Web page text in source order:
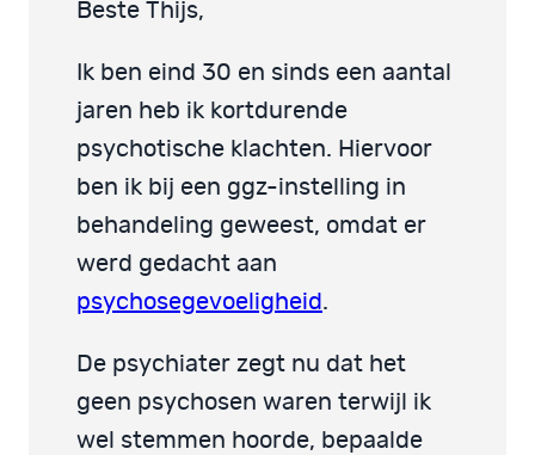
Beste Thijs,
Ik ben eind 30 en sinds een aantal
jaren heb ik kortdurende
psychotische klachten. Hiervoor
ben ik bij een ggz-instelling in
behandeling geweest, omdat er
werd gedacht aan
psychosegevoeligheid .
De psychiater zegt nu dat het
geen psychosen waren terwijl ik
wel stemmen hoorde, bepaalde